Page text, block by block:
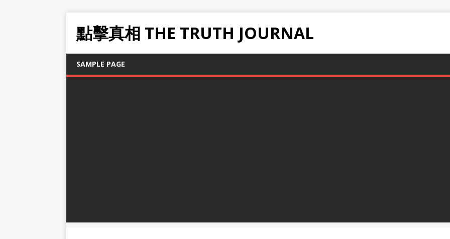
點擊真相 THE TRUTH JOURNAL
SAMPLE PAGE